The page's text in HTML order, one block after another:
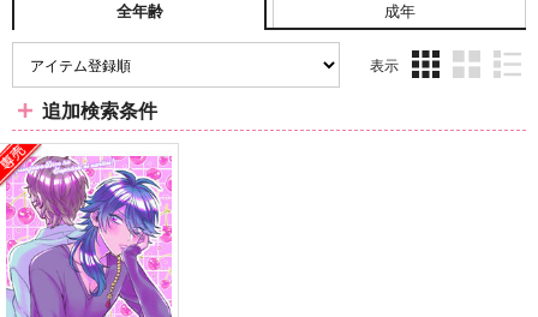
全年齢 成年
表示
ム
ム
ム
追加検索条件